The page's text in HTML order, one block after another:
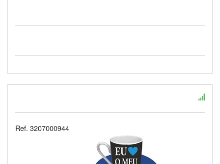
Ref. 3207000944